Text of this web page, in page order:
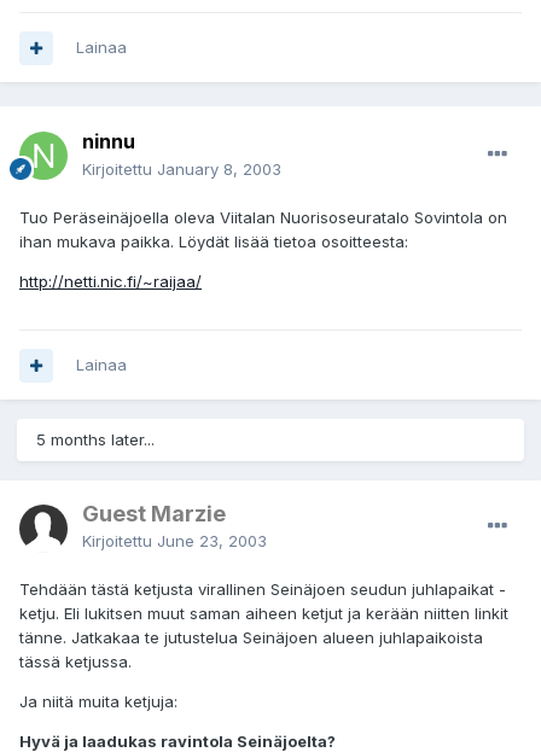
Lainaa
ninnu
Kirjoitettu January 8, 2003
Tuo Peräseinäjoella oleva Viitalan Nuorisoseuratalo Sovintola on
ihan mukava paikka. Löydät lisää tietoa osoitteesta:
http://netti.nic.fi/~raijaa/
Lainaa
5 months later...
Guest Marzie
Kirjoitettu June 23, 2003
Tehdään tästä ketjusta virallinen Seinäjoen seudun juhlapaikat -
ketju. Eli lukitsen muut saman aiheen ketjut ja kerään niitten linkit
tänne. Jatkakaa te jutustelua Seinäjoen alueen juhlapaikoista
tässä ketjussa.
Ja niitä muita ketjuja:
Hyvä ja laadukas ravintola Seinäjoelta?